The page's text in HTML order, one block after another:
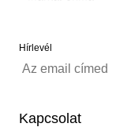
Hírlevél
Kapcsolat